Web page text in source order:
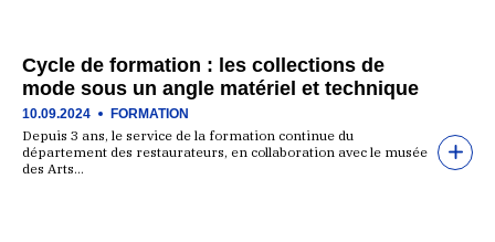
Cycle de formation : les collections de
mode sous un angle matériel et technique
10.09.2024 FORMATION
Depuis 3 ans, le service de la formation continue du
département des restaurateurs, en collaboration avec le musée
des Arts…